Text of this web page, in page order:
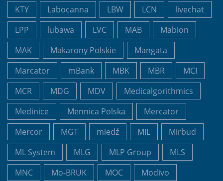
KTY
Labocanna LBW LCN
livechat
LPP
lubawa LVC MAB
Mabion
MAK
Makarony Polskie
Mangata
Marcator
mBank MBK MBR
MCI
MCR
MDG MDV
Medicalgorithmics
Medinice
Mennica Polska
Mercator
Mercor
MGT miedź MIL
Mirbud
ML System
MLG MLP Group
MLS
MNC
Mo-BRUK MOC Modivo